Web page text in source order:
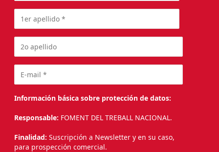
Información básica sobre protección de datos:
Responsable: FOMENT DEL TREBALL NACIONAL.
Finalidad: Suscripción a Newsletter y en su caso,
para prospección comercial.